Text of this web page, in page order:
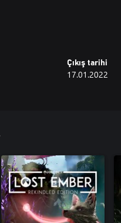
Çıkış tarihi
17.01.2022